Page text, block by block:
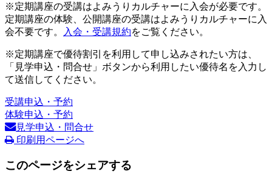
※定期講座の受講はよみうりカルチャーに入会が必要です。
定期講座の体験、公開講座の受講はよみうりカルチャーに入
会不要です。
入会・受講規約をご覧ください。
※定期講座で優待割引を利用して申し込みされたい方は、
「見学申込・問合せ」ボタンから利用したい優待名を入力し
て送信してください。
受講申込・予約
体験申込・予約
見学申込・問合せ
印刷用ページへ
このページをシェアする